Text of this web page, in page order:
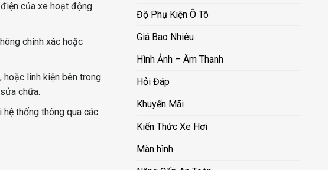
của xe hoạt động
chính xác hoặc
hoặc linh kiện bên trong
chữa.
thống thông qua các
Độ Phụ Kiện Ô Tô
Giá Bao Nhiêu
Hình Ảnh – Âm Thanh
Hỏi Đáp
Khuyến Mãi
Kiến Thức Xe Hơi
Màn hình